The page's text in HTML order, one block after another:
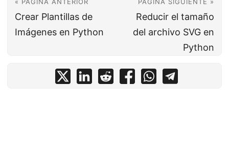
Crear Plantillas de
Imágenes en Python
Reducir el tamaño
del archivo SVG en
Python